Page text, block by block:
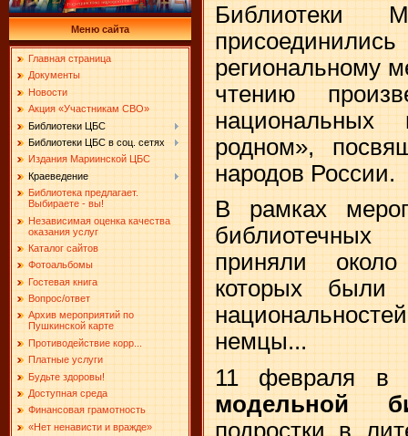
Меню сайта
Главная страница
Документы
Новости
Акция «Участникам СВО»
Библиотеки ЦБС
Библиотеки ЦБС в соц. сетях
Издания Мариинской ЦБС
Краеведение
Библиотека предлагает.
Выбираете - вы!
Независимая оценка качества
оказания услуг
Каталог сайтов
Фотоальбомы
Гостевая книга
Вопрос/ответ
Архив мероприятий по
Пушкинской карте
Противодействие корр...
Платные услуги
Будьте здоровы!
Доступная среда
Финансовая грамотность
«Нет ненависти и вражде»
региональному
чтению
родном»,
народов России.
В рамках
приняли
которых были
немцы...
11 февраля в
модельной
подростки в